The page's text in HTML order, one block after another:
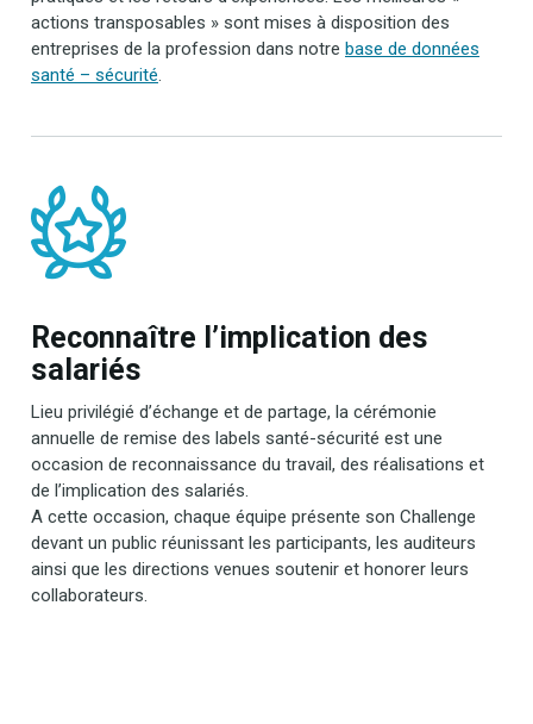
actions transposables » sont mises à disposition des
entreprises de la profession dans notre base de données
santé – sécurité.
Reconnaître l’implication des
salariés
Lieu privilégié d’échange et de partage, la cérémonie
annuelle de remise des labels santé-sécurité est une
occasion de reconnaissance du travail, des réalisations et
de l’implication des salariés.
A cette occasion, chaque équipe présente son Challenge
devant un public réunissant les participants, les auditeurs
ainsi que les directions venues soutenir et honorer leurs
collaborateurs.